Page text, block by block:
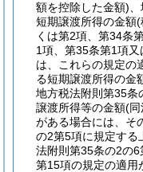
額を控除した金額)
短期譲渡所得の金額(
くは第2項、第34条
1項、第35条第1項
は、これらの規定の
る短期譲渡所得の金
地方税法附則第35条
譲渡所得等の金額(同
がある場合には、そ
の2第5項に規定する
法附則第35条の2の
第15項の規定の適用